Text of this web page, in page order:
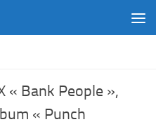
« Bank People »,
« Punch